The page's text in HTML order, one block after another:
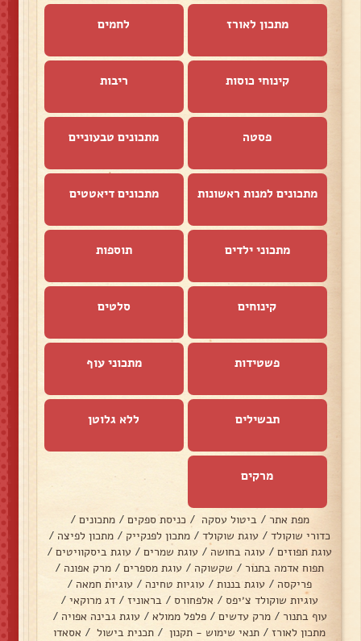
מתכון לאורז לחמים
קינוחי כוסות ריבות
פסטה מתכונים טבעוניים
מתכונים למנות ראשונות מתכונים דיאטטים
מתכוני ילדים תוספות
קינוחים סלטים
פשטידות מתכוני עוף
תבשילים ללא גלוטן
מרקים
מפת אתר / ביטול עסקה / כניסת ספקים / מתכונים /
כדורי שוקולד / עוגת שוקולד / מתכון לפנקייק / מתכון לפיצה /
עוגת תפוזים / עוגה בחושה / עוגת שמרים / עוגת ביסקוויטים /
תפוח אדמה בתנור / שקשוקה / עוגת מספרים / מרק אפונה /
פריקסה / עוגת בננות / עוגיות טחינה / עוגיות חמאה /
עוגיות שוקולד צ׳יפס / אלפחורס / בראוניז / דג מרוקאי /
עוף בתנור / מרק עדשים / פלפל ממולא / עוגת גבינה אפויה /
מתכון לאורז / תנאי שימוש - תקנון / תכנית בישול / אסאדו